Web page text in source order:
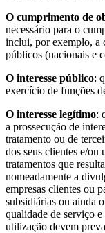
O cumprimento de
necessário para o
inclui, por exemplo, a
públicos (nacionais e
O interesse público:
exercício de funções
O interesse legítimo:
a prossecução de
tratamento ou de
dos seus clientes e/
tratamentos que
nomeadamente a
empresas clientes ou
subsidiárias ou ainda
qualidade de serviço
utilização devem